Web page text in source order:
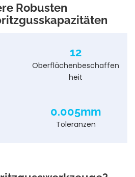
Robusten
12
Oberflächenbeschaffen
heit
0.005mm
Toleranzen